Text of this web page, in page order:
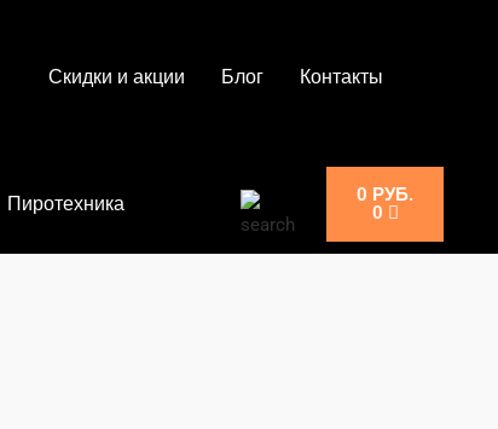
Скидки и акции Блог Контакты
Пиротехника 0 РУБ.
0